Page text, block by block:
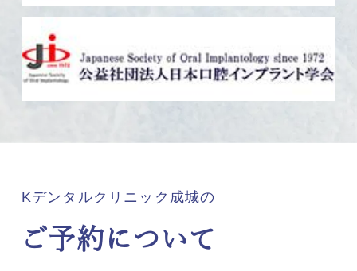
Kデンタルクリニック成城の
ご予約について